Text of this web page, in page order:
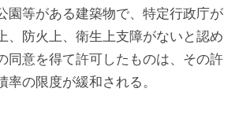
園等がある建築物で、特定行政庁が
、防火上、衛生上支障がないと認め
同意を得て許可したものは、その許
率の限度が緩和される。